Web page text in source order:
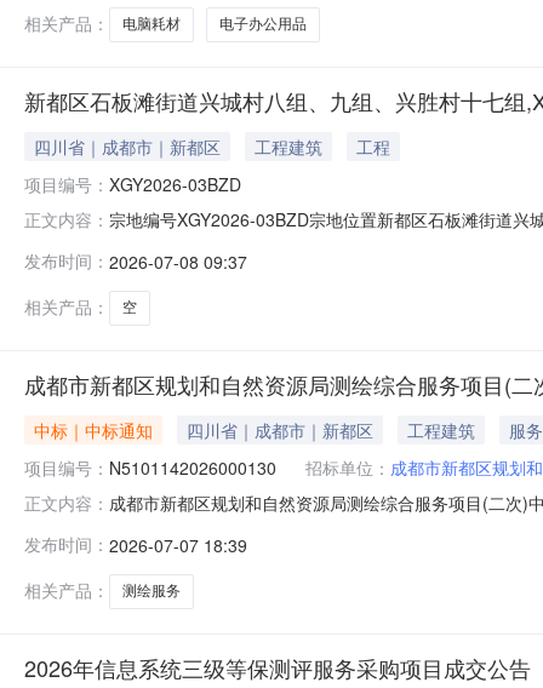
相关产品：
电脑耗材 电子办公用品
新都区石板滩街道兴城村八组、九组、兴胜村十七组
四川省｜成都市｜新都区 工程建筑
工程
项目编号： XGY2026-03BZD
正文内容： 宗地编号XGY2026-03BZD宗地位置新都区石板滩街道
用地（标准地）出让人成都市新都区规划和自然资源局
发布时间： 2026-07-08 09:37
相关产品：
空
成都市新都区规划和自然资源局测绘综合服务项目(
中标｜中标通知 四川省｜成都市｜新都区 工程建筑
服务
项目编号： N5101142026000130 招标单位： 成都市新都区规划
正文内容： 成都市新都区规划和自然资源局测绘综合服务项目(二次
查服务):服务类（成都市自然资源调查利用研究院）品目
发布时间： 2026-07-07 18:39
相关产品：
测绘服务
2026年信息系统三级等保测评服务采购项目成交公告